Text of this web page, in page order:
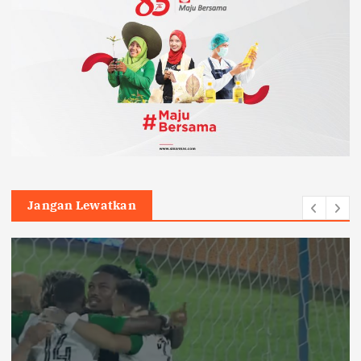
Jangan Lewatkan